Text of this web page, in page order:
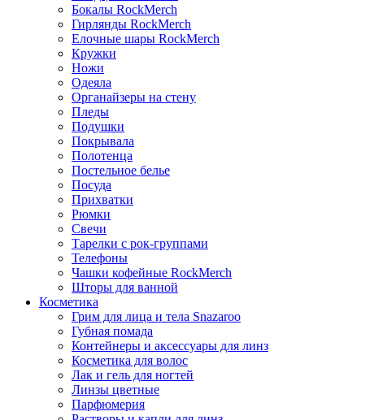
Бокалы RockMerch
Гирлянды RockMerch
Елочные шары RockMerch
Кружки
Ножи
Одеяла
Органайзеры на стену
Пледы
Подушки
Покрывала
Полотенца
Постельное белье
Посуда
Прихватки
Рюмки
Свечи
Тарелки с рок-группами
Телефоны
Чашки кофейные RockMerch
Шторы для ванной
Косметика
Грим для лица и тела Snazaroo
Губная помада
Контейнеры и аксессуары для линз
Косметика для волос
Лак и гель для ногтей
Линзы цветные
Парфюмерия